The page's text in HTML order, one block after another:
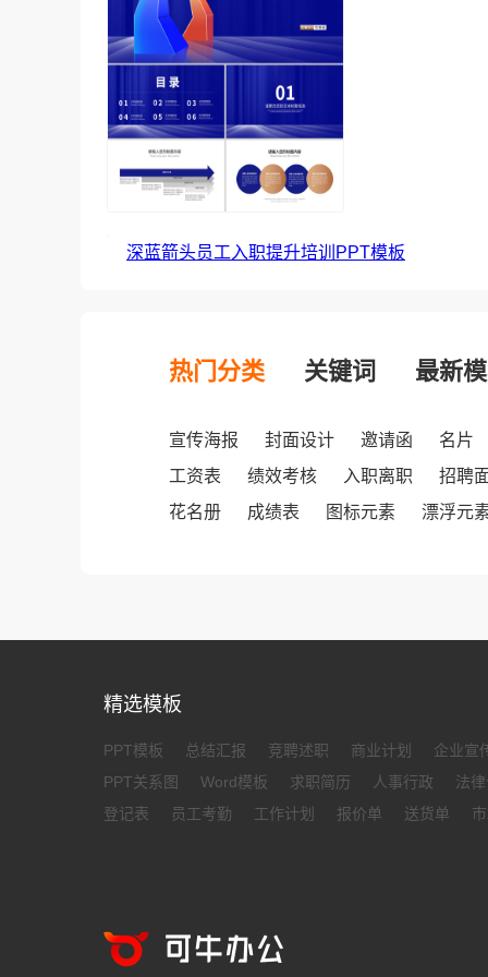
深蓝箭头员工入职提升培训PPT模板
热门分类 关键词 最新
宣传海报 封面设计 邀请函
名片
工资表
绩效考核 入职离职
招聘
花名册
成绩表 图标元素 漂浮元
精选模板
PPT模板 总结汇报 竞聘述职 商业计划
企业宣
PPT关系图
Word模板 求职简历 人事行政
法
登记表
员工考勤 工作计划 报价单 送货单